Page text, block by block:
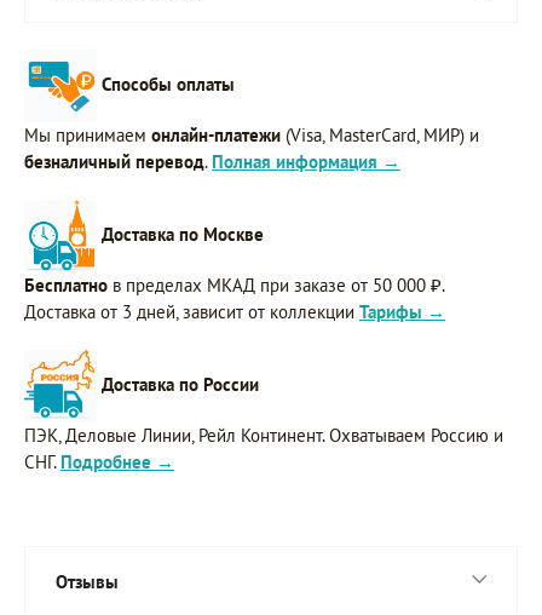
Способы оплаты
Мы принимаем онлайн-платежи (Visa, MasterCard, МИР) и
безналичный перевод. Полная информация →
Доставка по Москве
Бесплатно в пределах МКАД при заказе от 50 000 ₽.
Доставка от 3 дней, зависит от коллекции Тарифы →
Доставка по России
ПЭК, Деловые Линии, Рейл Континент. Охватываем Россию и
СНГ. Подробнее →
Отзывы